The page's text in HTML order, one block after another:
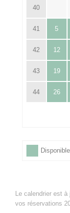
40
41 5
42 12
43 19
44 26
Disponible
Le calendrier est à
vos réservations